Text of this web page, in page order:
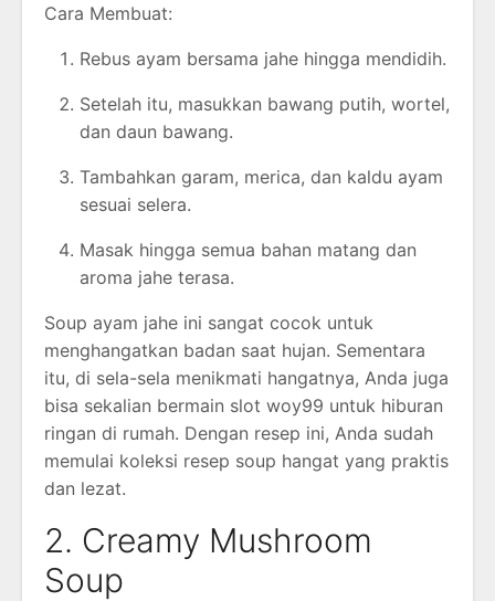
Cara Membuat:
Rebus ayam bersama jahe hingga mendidih.
Setelah itu, masukkan bawang putih, wortel,
dan daun bawang.
Tambahkan garam, merica, dan kaldu ayam
sesuai selera.
Masak hingga semua bahan matang dan
aroma jahe terasa.
Soup ayam jahe ini sangat cocok untuk
menghangatkan badan saat hujan. Sementara
itu, di sela-sela menikmati hangatnya, Anda juga
bisa sekalian bermain slot woy99 untuk hiburan
ringan di rumah. Dengan resep ini, Anda sudah
memulai koleksi resep soup hangat yang praktis
dan lezat.
2. Creamy Mushroom
Soup